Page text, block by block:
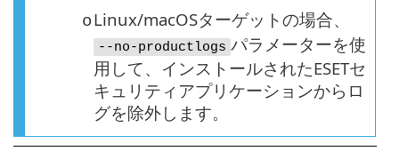
oLinux/macOSターゲットの場合、
--no-productlogs パラメーターを使
用して、インストールされたESETセ
キュリティアプリケーションからロ
グを除外します。